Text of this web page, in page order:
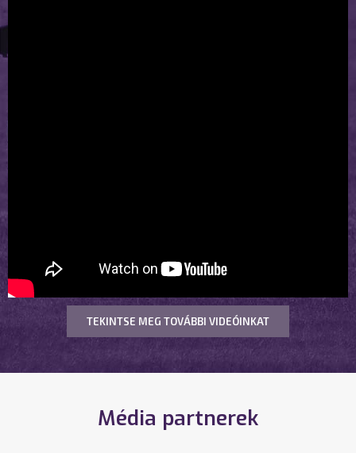
TEKINTSE MEG TOVÁBBI VIDEÓINKAT
Média partnerek